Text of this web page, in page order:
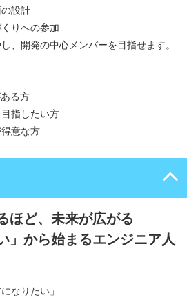
設計
りへの参加
、開発の中心メンバーを目指せます。
る方
指したい方
意な方
ほど、未来が広がる
から始まるエンジニア人
なりたい」